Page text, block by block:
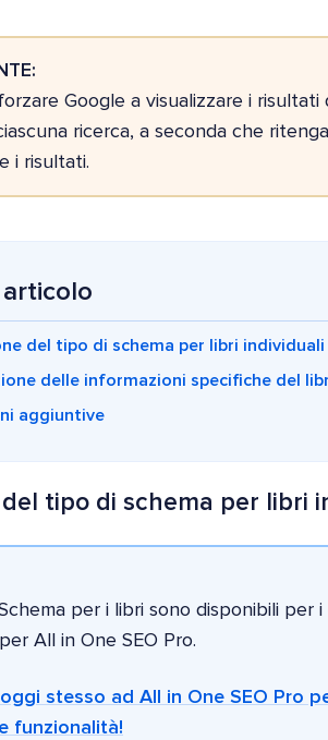
Google a visualizzare i
ricerca, a seconda che
i risultati.
articolo
del tipo di schema per libri individuali
delle informazioni specifiche del
aggiuntive
del tipo di schema per libri
per i libri sono disponibili per
All in One SEO Pro.
stesso ad All in One SEO Pro
funzionalità!